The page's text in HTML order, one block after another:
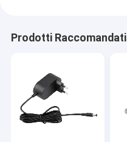
Prodotti Raccomandati